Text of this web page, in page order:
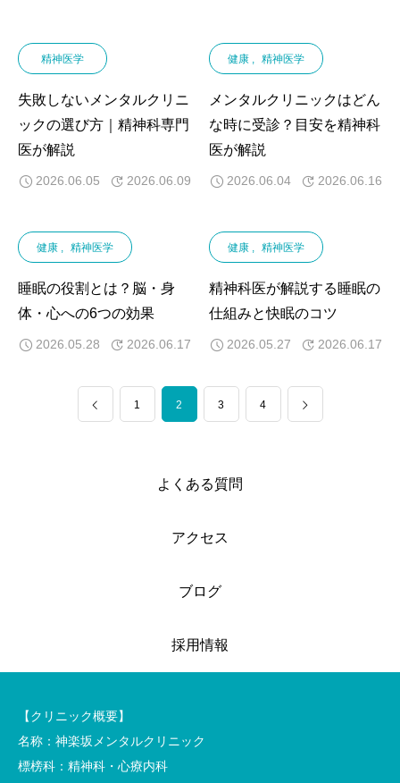
精神医学
失敗しないメンタルクリニ
ックの選び方｜精神科専門
医が解説
2026.06.05 2026.06.09
健康 精神医学
メンタルクリニックはどん
な時に受診？目安を精神科
医が解説
2026.06.04 2026.06.16
健康 精神医学
睡眠の役割とは？脳・身
体・心への6つの効果
2026.05.28 2026.06.17
健康 精神医学
精神科医が解説する睡眠の
仕組みと快眠のコツ
2026.05.27 2026.06.17
1 2 3 4
よくある質問
アクセス
ブログ
採用情報
【クリニック概要】
名称：神楽坂メンタルクリニック
標榜科：精神科・心療内科